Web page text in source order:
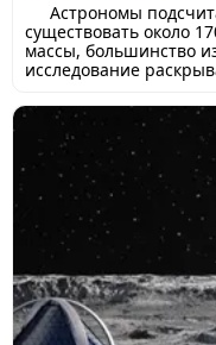
Астрономы
существовать около
массы, большинство
исследование